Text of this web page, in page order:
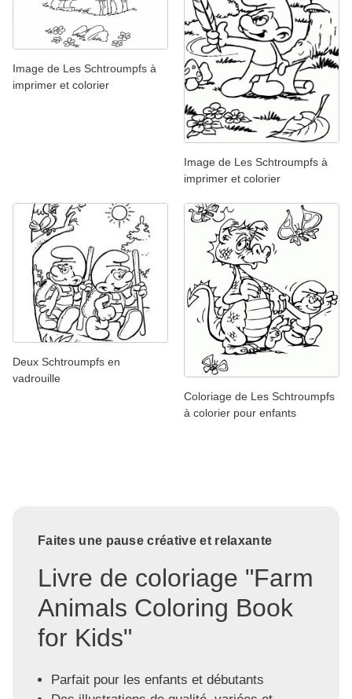
Image de Les Schtroumpfs à
imprimer et colorier
Image de Les Schtroumpfs à
imprimer et colorier
Deux Schtroumpfs en
vadrouille
Coloriage de Les Schtroumpfs
à colorier pour enfants
Faites une pause créative et relaxante
Livre de coloriage "Farm
Animals Coloring Book
for Kids"
Parfait pour les enfants et débutants